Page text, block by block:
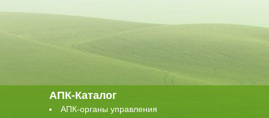
АПК-Каталог
АПК-органы управления